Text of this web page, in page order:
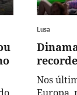
Lusa
Nos